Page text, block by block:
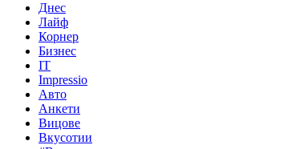
Днес
Лайф
Корнер
Бизнес
IT
Impressio
Авто
Анкети
Вицове
Вкусотии